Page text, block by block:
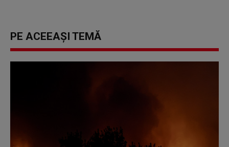
PE ACEEAȘI TEMĂ